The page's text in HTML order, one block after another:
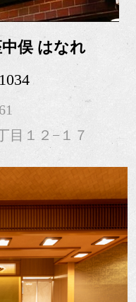
俣 はなれ
目１２−１７